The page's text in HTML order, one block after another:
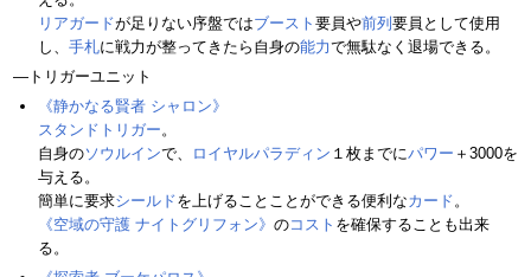
リアガードが足りない序盤ではブースト 要員や前列 要員として使用
し、 手札に戦力が整ってきたら自身の能力で無駄なく退場できる。
―トリガーユニット
《静かなる賢者 シャロン》
スタンドトリガー 。
自身のソウルインで、 ロイヤルパラディン １枚までにパワー ＋3000を
与える。
簡単に要求シールドを上げることことができる便利なカード 。
《空域の守護 ナイトグリフォン》 のコスト を確保することも出来
る。